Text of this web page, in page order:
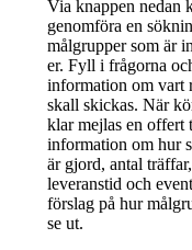
Via knappen nedan
genomföra en
målgrupper som är
er. Fyll i frågorna
information om vart
skall skickas. När
klar mejlas en offert
information om hur
är gjord, antal
leveranstid och
förslag på hur
se ut.